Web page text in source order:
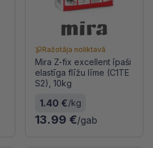
Ražotāja noliktavā
Mira Z-fix excellent īpaši
elastīga flīžu līme (C1TE
S2), 10kg
1.40 €/kg
13.99 €/gab